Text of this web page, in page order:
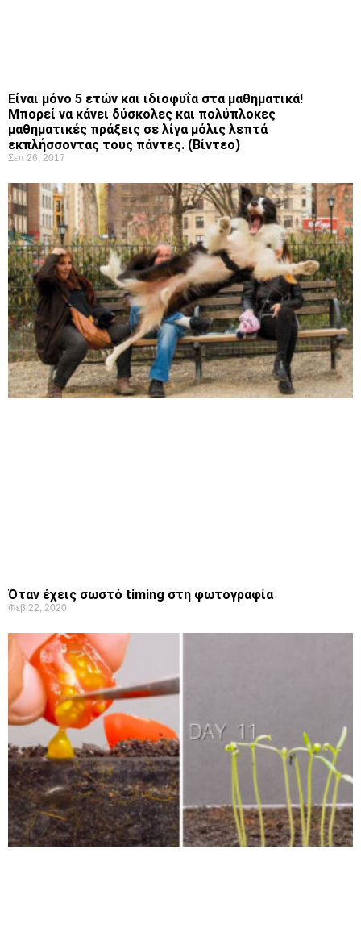
Είναι μόνο 5 ετών και ιδιοφυΐα στα μαθηματικά!
Μπορεί να κάνει δύσκολες και πολύπλοκες
μαθηματικές πράξεις σε λίγα μόλις λεπτά
εκπλήσσοντας τους πάντες. (Βίντεο)
Σεπ 26, 2017
Όταν έχεις σωστό timing στη φωτογραφία
Φεβ 22, 2020